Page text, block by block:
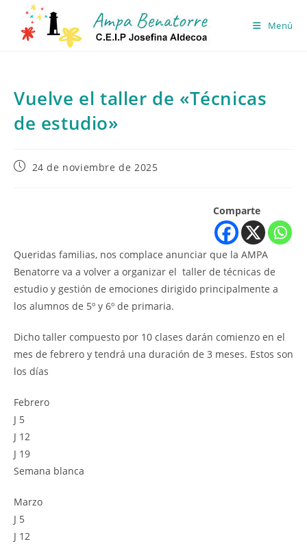
contenido
Menú
Vuelve el taller de «Técnicas
de estudio»
Publicación
24 de noviembre de 2025
Comparte
Queridas familias, nos complace anunciar que la AMPA
Benatorre va a volver a organizar el taller de técnicas de
estudio y gestión de emociones dirigido principalmente a
los alumnos de 5º y 6º de primaria.
Dicho taller compuesto por 10 clases darán comienzo en el
mes de febrero y tendrá una duración de 3 meses. Estos son
los días
Febrero
J 5
J 12
J 19
Semana blanca
Marzo
J 5
J 12